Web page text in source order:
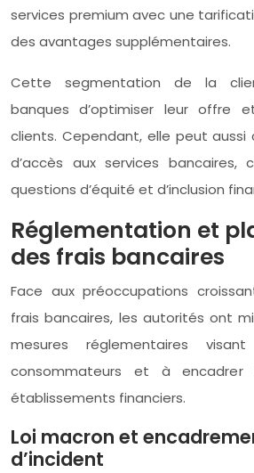
services premium avec une
des avantages supplémentaires.
Cette segmentation de la
banques d’optimiser leur offre
clients. Cependant, elle peut aussi
d’accès aux services bancaires,
questions d’équité et d’inclusion
Réglementation et
des frais bancaires
Face aux préoccupations
frais bancaires, les autorités ont
mesures réglementaires
consommateurs et à encadrer
établissements financiers.
Loi macron et
d’incident